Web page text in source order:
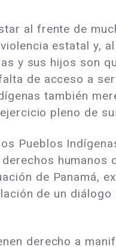
al frente de
estatal y,
y sus hijos son
de acceso a
también
pleno de
Pueblos
humanos
de Panamá,
de un diálogo
derecho a